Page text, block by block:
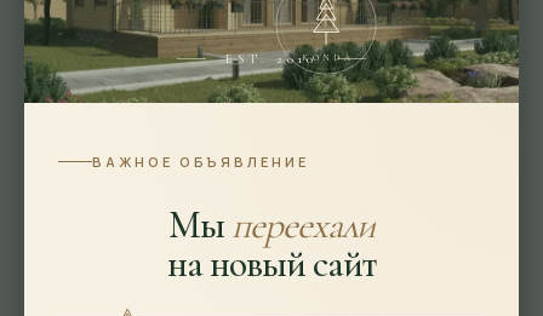
KONDA
EST. 2010
ВАЖНОЕ ОБЪЯВЛЕНИЕ
Мыпереехали
на новый сайт
Этажность